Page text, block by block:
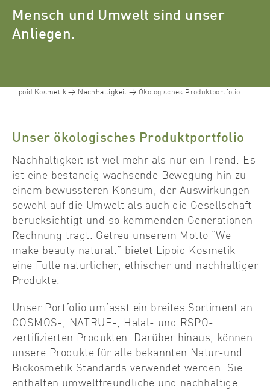
Mensch und Umwelt sind unser
Anliegen.
Lipoid Kosmetik Nachhaltigkeit Ökologisches Produktportfolio
Unser ökologisches Produktportfolio
Nachhaltigkeit ist viel mehr als nur ein Trend. Es
ist eine beständig wachsende Bewegung hin zu
einem bewussteren Konsum, der Auswirkungen
sowohl auf die Umwelt als auch die Gesellschaft
berücksichtigt und so kommenden Generationen
Rechnung trägt. Getreu unserem Motto “We
make beauty natural.” bietet Lipoid Kosmetik
eine Fülle natürlicher, ethischer und nachhaltiger
Produkte.
Unser Portfolio umfasst ein breites Sortiment an
COSMOS-, NATRUE-, Halal- und RSPO-
zertifizierten Produkten. Darüber hinaus, können
unsere Produkte für alle bekannten Natur-und
Biokosmetik Standards verwendet werden. Sie
enthalten umweltfreundliche und nachhaltige